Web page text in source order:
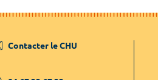
Contacter le CHU